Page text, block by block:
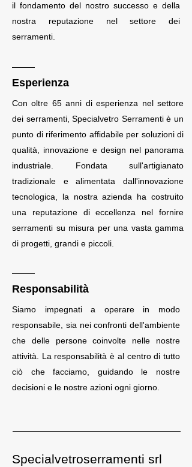
il fondamento del nostro successo e della
nostra reputazione nel settore dei
serramenti.
Esperienza
Con oltre 65 anni di esperienza nel settore
dei serramenti, Specialvetro Serramenti è un
punto di riferimento affidabile per soluzioni di
qualità, innovazione e design nel panorama
industriale. Fondata sull'artigianato
tradizionale e alimentata dall'innovazione
tecnologica, la nostra azienda ha costruito
una reputazione di eccellenza nel fornire
serramenti su misura per una vasta gamma
di progetti, grandi e piccoli.
Responsabilità
Siamo impegnati a operare in modo
responsabile, sia nei confronti dell'ambiente
che delle persone coinvolte nelle nostre
attività. La responsabilità è al centro di tutto
ciò che facciamo, guidando le nostre
decisioni e le nostre azioni ogni giorno.
Specialvetroserramenti srl